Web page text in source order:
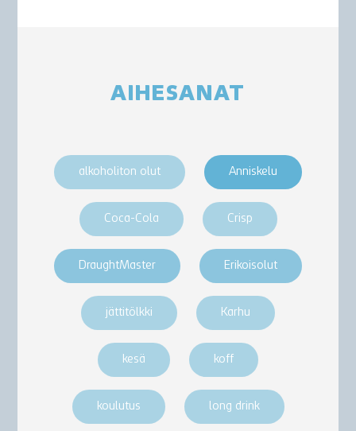
AIHESANAT
alkoholiton olut Anniskelu
Coca-Cola Crisp
DraughtMaster Erikoisolut
jättitölkki Karhu
kesä koff
koulutus long drink